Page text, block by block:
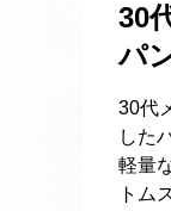
30
パ
30代
した
軽量
トム